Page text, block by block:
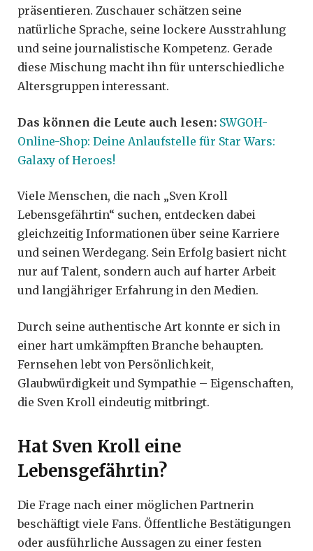
präsentieren. Zuschauer schätzen seine
natürliche Sprache, seine lockere Ausstrahlung
und seine journalistische Kompetenz. Gerade
diese Mischung macht ihn für unterschiedliche
Altersgruppen interessant.
Das können die Leute auch lesen: SWGOH-
Online-Shop: Deine Anlaufstelle für Star Wars:
Galaxy of Heroes!
Viele Menschen, die nach „Sven Kroll
Lebensgefährtin“ suchen, entdecken dabei
gleichzeitig Informationen über seine Karriere
und seinen Werdegang. Sein Erfolg basiert nicht
nur auf Talent, sondern auch auf harter Arbeit
und langjähriger Erfahrung in den Medien.
Durch seine authentische Art konnte er sich in
einer hart umkämpften Branche behaupten.
Fernsehen lebt von Persönlichkeit,
Glaubwürdigkeit und Sympathie – Eigenschaften,
die Sven Kroll eindeutig mitbringt.
Hat Sven Kroll eine
Lebensgefährtin?
Die Frage nach einer möglichen Partnerin
beschäftigt viele Fans. Öffentliche Bestätigungen
oder ausführliche Aussagen zu einer festen